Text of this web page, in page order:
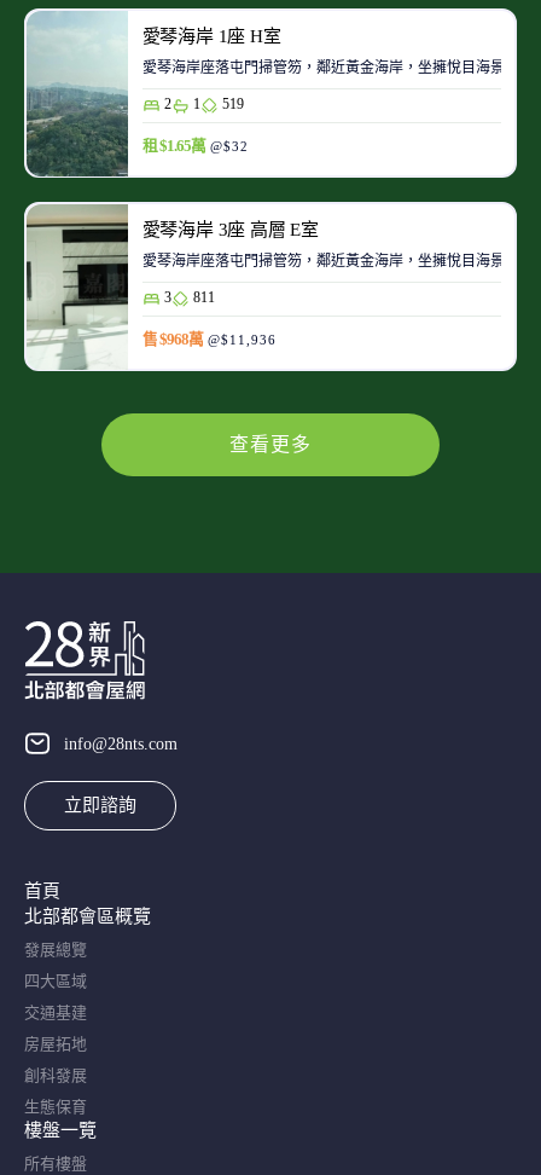
愛琴海岸 1座 H室
愛琴海岸座落屯門掃管笏，鄰近黃金海岸，坐擁悅目海景及
2 1 519
租 $1.65萬 @$32
愛琴海岸 3座 高層 E室
愛琴海岸座落屯門掃管笏，鄰近黃金海岸，坐擁悅目海景及
3 811
售 $968萬 @$11,936
查看更多
info@28nts.com
立即諮詢
首頁
北部都會區概覽​
發展總覽
四大區域
交通基建
房屋拓地
創科發展
生態保育
樓盤一覽
所有樓盤